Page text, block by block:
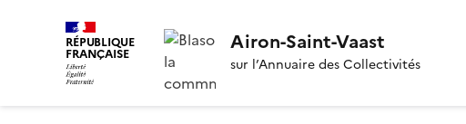
RÉPUBLIQUE
FRANÇAISE Airon-Saint-Vaast
sur l’Annuaire des Collectivités